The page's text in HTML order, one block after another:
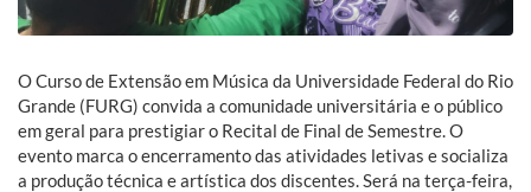
O Curso de Extensão em Música da Universidade Federal do Rio
Grande (FURG) convida a comunidade universitária e o público
em geral para prestigiar o Recital de Final de Semestre. O
evento marca o encerramento das atividades letivas e socializa
a produção técnica e artística dos discentes. Será na terça-feira,